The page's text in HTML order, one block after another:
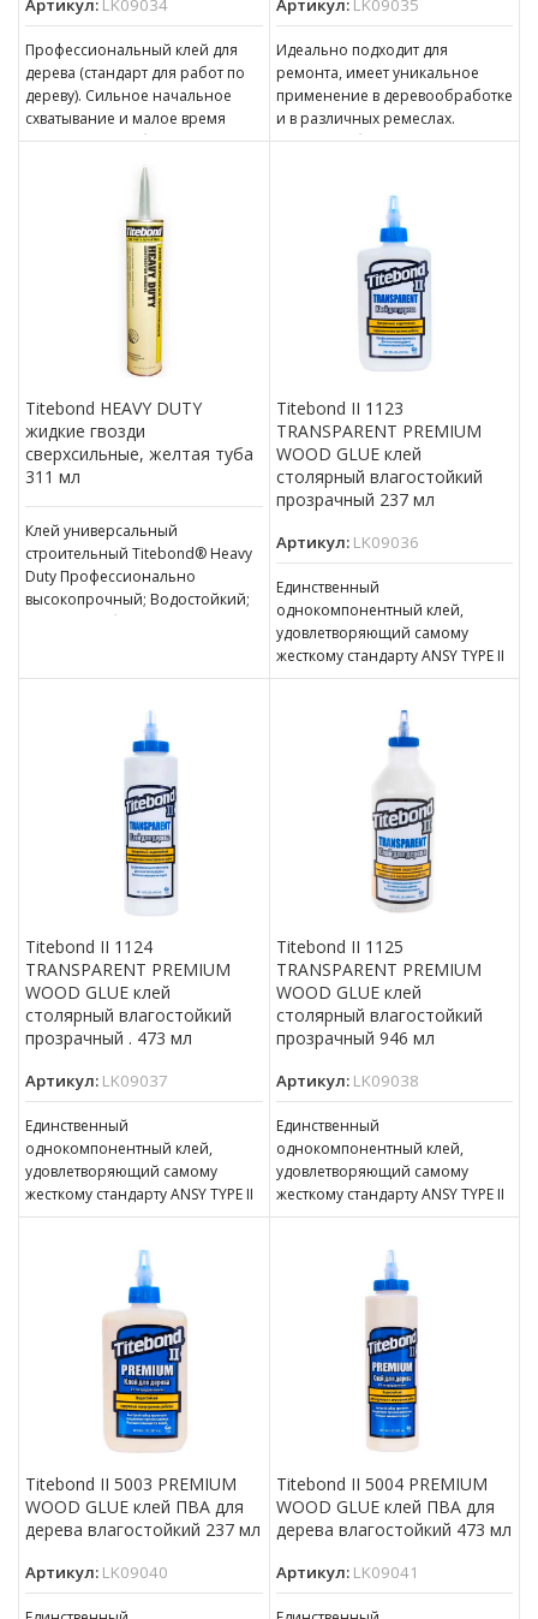
Профессиональный клей для
дерева (стандарт для работ по
дереву). Сильное начальное
схватывание и малое время
прессования. Обеспечивает
прочность границы склеивания
Идеально подходит для
ремонта, имеет уникальное
применение в деревообработке
и в различных ремеслах.
Склеивает большинство
Titebond HEAVY DUTY
жидкие гвозди
сверхсильные, желтая туба
311 мл
Клей универсальный
строительный Titebond® Heavy
Duty Профессионально
высокопрочный; Водостойкий;
Остается гибким. Предназначен
Titebond II 1123
TRANSPARENT PREMIUM
WOOD GLUE клей
столярный влагостойкий
прозрачный 237 мл
Артикул: LK09036
Единственный
однокомпонентный клей,
удовлетворяющий самому
жесткому стандарту ANSY TYPE II
по влагостойкости Прозрачен,
сильное начальное
Titebond II 1124
TRANSPARENT PREMIUM
WOOD GLUE клей
столярный влагостойкий
прозрачный . 473 мл
Артикул: LK09037
Единственный
однокомпонентный клей,
удовлетворяющий самому
жесткому стандарту ANSY TYPE II
по влагостойкости Прозрачен,
сильное начальное
Titebond II 1125
TRANSPARENT PREMIUM
WOOD GLUE клей
столярный влагостойкий
прозрачный 946 мл
Артикул: LK09038
Единственный
однокомпонентный клей,
удовлетворяющий самому
жесткому стандарту ANSY TYPE II
по влагостойкости Прозрачен,
сильное начальное
схватывание и
Titebond II 5003 PREMIUM
WOOD GLUE клей ПВА для
дерева влагостойкий 237 мл
Артикул: LK09040
Titebond II 5004 PREMIUM
WOOD GLUE клей ПВА для
дерева влагостойкий 473 мл
Артикул: LK09041